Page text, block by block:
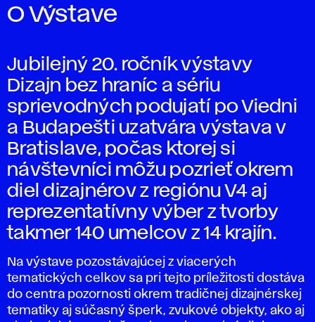
O Výstave
Jubilejný 20. ročník výstavy
Dizajn bez hraníc a sériu
sprievodných podujatí po Viedni
a Budapešti uzatvára výstava v
Bratislave, počas ktorej si
návštevníci môžu pozrieť okrem
diel dizajnérov z regiónu V4 aj
reprezentatívny výber z tvorby
takmer 140 umelcov z 14 krajín.
Na výstave pozostávajúcej z viacerých
tematických celkov sa pri tejto príležitosti dostáva
do centra pozornosti okrem tradičnej dizajnérskej
tematiky aj súčasný šperk, zvukové objekty, ako aj